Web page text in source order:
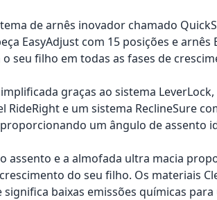
de arnês inovador chamado
EasyAdjust com 15 posições e
seu filho em todas as fases de
graças ao sistema
RideRight e um sistema ReclineSure
um ângulo de assento
assento e a almofada ultra macia
do seu filho. Os materiais
significa baixas emissões químicas